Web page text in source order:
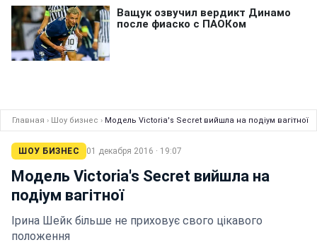
Главная › Шоу бизнес › Модель Victoria's Secret вийшла на подіум вагітної
ШОУ БИЗНЕС 01 декабря 2016 · 19:07
Модель Victoria's Secret вийшла на
подіум вагітної
Ірина Шейк більше не приховує свого цікавого
положення